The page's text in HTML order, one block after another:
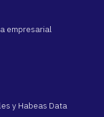
empresarial
y Habeas Data